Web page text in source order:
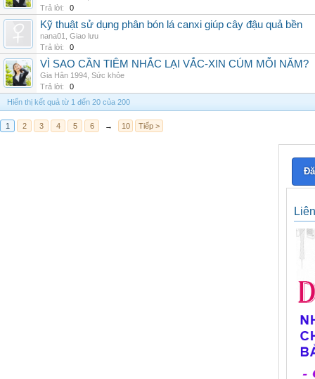
Trả lời:
0
Kỹ thuật sử dụng phân bón lá canxi giúp cây đậu quả bền
nana01
Giao lưu
Trả lời:
0
VÌ SAO CẦN TIÊM NHẮC LẠI VẮC-XIN CÚM MỖI NĂM?
Gia Hân 1994 Sức khỏe
Trả lời:
0
Hiển thị kết quả từ 1 đến 20 của 200
1 2 3 4 5 6 → 10 Tiếp >